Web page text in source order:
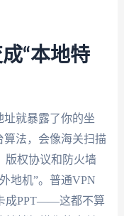
“本地特
址就暴露了你的坐
算法，会像海关扫描
版权协议和防火墙
地机”。普通VPN
成PPT——这都不算